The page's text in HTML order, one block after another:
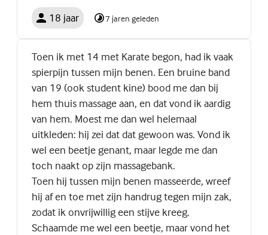
18 jaar 7 jaren geleden
Toen ik met 14 met Karate begon, had ik vaak
spierpijn tussen mijn benen. Een bruine band
van 19 (ook student kine) bood me dan bij
hem thuis massage aan, en dat vond ik aardig
van hem. Moest me dan wel helemaal
uitkleden: hij zei dat dat gewoon was. Vond ik
wel een beetje genant, maar legde me dan
toch naakt op zijn massagebank.
Toen hij tussen mijn benen masseerde, wreef
hij af en toe met zijn handrug tegen mijn zak,
zodat ik onvrijwillig een stijve kreeg.
Schaamde me wel een beetje, maar vond het